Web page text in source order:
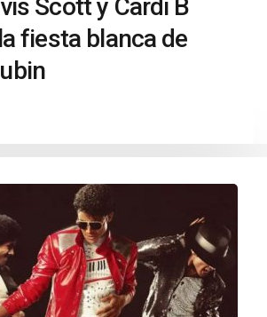
Scott y Cardi B
fiesta blanca de